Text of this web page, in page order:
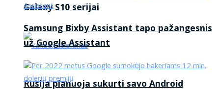
Galaxy S10 serijai
Rusija planuoja sukurti savo Android
Samsung Bixby Assistant tapo pažangesnis
už Google Assistant